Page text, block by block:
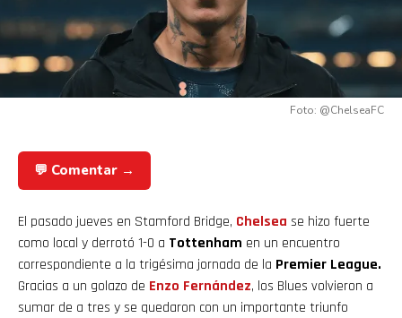
Foto: @ChelseaFC
💬 Comentar →
El pasado jueves en Stamford Bridge, Chelsea se hizo fuerte
como local y derrotó 1-0 a Tottenham en un encuentro
correspondiente a la trigésima jornada de la Premier League.
Gracias a un golazo de Enzo Fernández, los Blues volvieron a
sumar de a tres y se quedaron con un importante triunfo